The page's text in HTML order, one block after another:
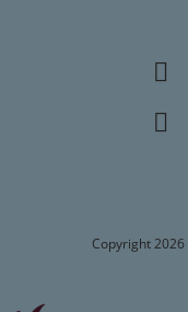
Copyright 2026